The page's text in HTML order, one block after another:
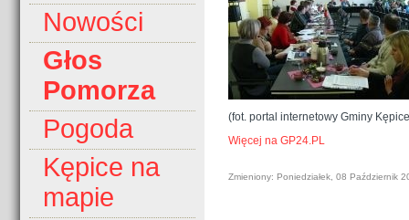
Nowości
Głos
Pomorza
Pogoda
Kępice na
mapie
(fot. portal internetowy Gminy
Więcej na GP24.PL
Zmieniony: Poniedziałek, 08 Październik